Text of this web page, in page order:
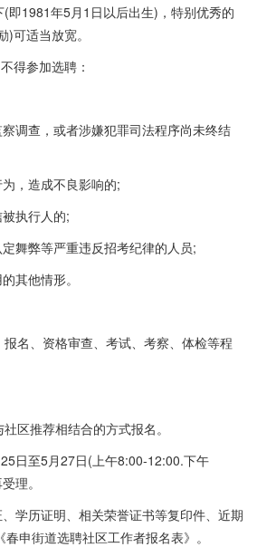
即1981年5月1日以后出生)，特别优秀的
可适当放宽。
得参加选聘：
调查，或者涉嫌犯罪司法程序尚未终结
，造成不良影响的;
执行人的;
舞弊等严重违反招考纪律的人员;
其他情形。
名、资格审查、考试、考察、体检等程
区推荐相结合的方式报名。
日至5月27日(上午8:00-12:00.下午
理。
学历证明、相关荣誉证书等复印件、近期
申街道选聘社区工作者报名表》。